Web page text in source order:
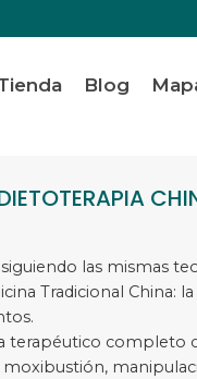
Blog
las mismas
Tradicional China: la
terapéutico completo